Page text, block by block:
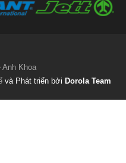
Anh Khoa
và Phát triển bởi Dorola Team